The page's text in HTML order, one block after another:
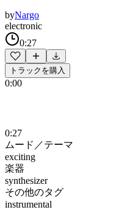
byNargo
electronic
0:27
トラックを購入
0:00
0:27
ムード／テーマ
exciting
楽器
synthesizer
その他のタグ
instrumental